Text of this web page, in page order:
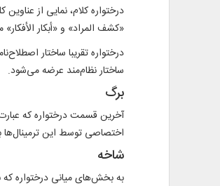
درختواره کلام، نمايى از
«کشف المراد» و «أبکار
درختواره تقريبا ساختار
ساختار نظام‌مند عرضه می‌شود.
برگ
آخرين قسمت درختواره كه
اختصاصى توسط اين
شاخه
به بخش‌های ميانی درختواره